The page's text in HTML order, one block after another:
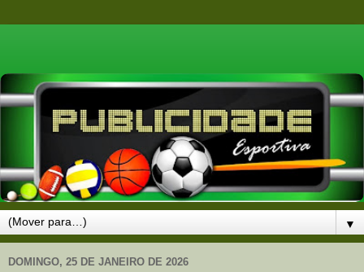
▼
DOMINGO, 25 DE JANEIRO DE 2026